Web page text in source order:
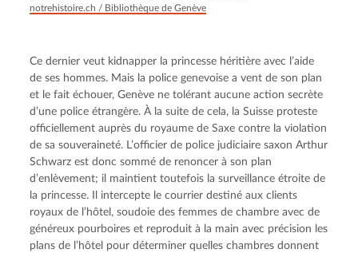
notrehistoire.ch / Bibliothèque de Genève
Ce dernier veut kidnapper la princesse héritière avec l’aide
de ses hommes. Mais la police genevoise a vent de son plan
et le fait échouer, Genève ne tolérant aucune action secrète
d’une police étrangère. À la suite de cela, la Suisse proteste
officiellement auprès du royaume de Saxe contre la violation
de sa souveraineté. L’officier de police judiciaire saxon Arthur
Schwarz est donc sommé de renoncer à son plan
d’enlèvement; il maintient toutefois la surveillance étroite de
la princesse. Il intercepte le courrier destiné aux clients
royaux de l’hôtel, soudoie des femmes de chambre avec de
généreux pourboires et reproduit à la main avec précision les
plans de l’hôtel pour déterminer quelles chambres donnent